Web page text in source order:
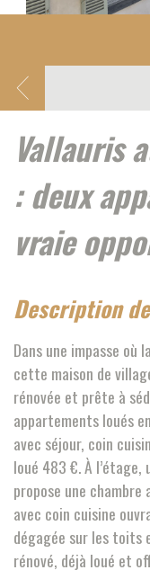
vallauris atypique & rentable
: deux
vraie
description
Dans une impasse
cette maison de
rénovée et prête à
appartements loués
avec séjour, coin
loué 483 €. À l’étage,
propose une chambre
avec coin cuisine
dégagée sur les toits
rénové, déjà loué et